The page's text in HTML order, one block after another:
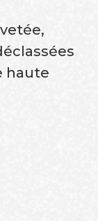
haute